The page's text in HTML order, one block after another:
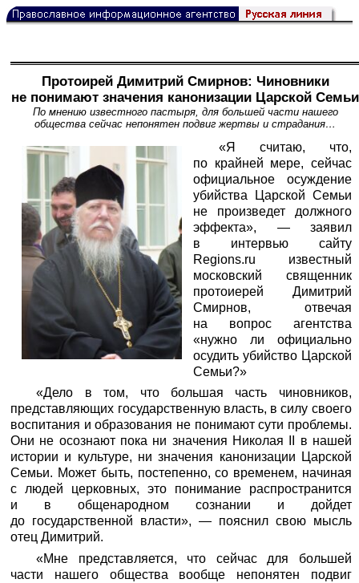
Протоирей Димитрий Смирнов: Чиновники
не понимают значения канонизации Царской Семьи
По мнению известного пастыря, для большей части нашего
общества сейчас непонятен подвиг жертвы и страдания…
«Я считаю, что,
по крайней мере, сейчас
официальное осуждение
убийства Царской Семьи
не произведет должного
эффекта», — заявил
в интервью сайту
Regions.ru известный
московский священник
протоиерей Димитрий
Смирнов, отвечая
на вопрос агентства
«нужно ли официально
осудить убийство Царской
Семьи?»
«Дело в том, что большая часть чиновников,
представляющих государственную власть, в силу своего
воспитания и образования не понимают сути проблемы.
Они не осознают пока ни значения Николая II в нашей
истории и культуре, ни значения канонизации Царской
Семьи. Может быть, постепенно, со временем, начиная
с людей церковных, это понимание распространится
и в общенародном сознании и дойдет
до государственной власти», — пояснил свою мысль
отец Димитрий.
«Мне представляется, что сейчас для большей
части нашего общества вообще непонятен подвиг